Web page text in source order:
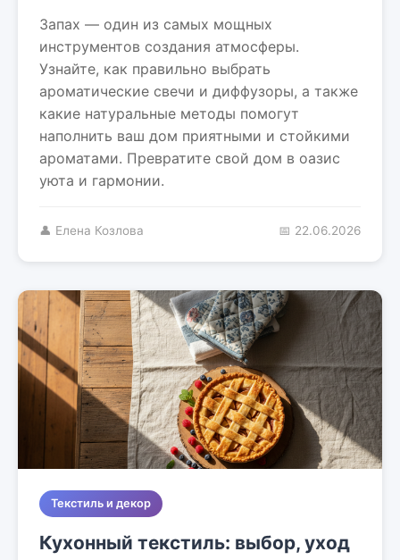
Запах — один из самых мощных
инструментов создания атмосферы.
Узнайте, как правильно выбрать
ароматические свечи и диффузоры, а также
какие натуральные методы помогут
наполнить ваш дом приятными и стойкими
ароматами. Превратите свой дом в оазис
уюта и гармонии.
👤 Елена Козлова 📅 22.06.2026
Текстиль и декор
Кухонный текстиль: выбор, уход